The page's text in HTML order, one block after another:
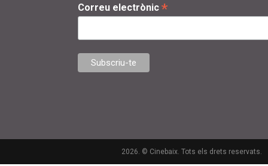
Correu electrònic *
2026. © Cinebaix. Tots els drets reservats.